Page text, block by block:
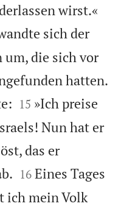
wirst.«
sich der
die sich vor
hatten.


15 »Ich preise
Nun hat er
das er


16 Eines Tages
ich mein Volk